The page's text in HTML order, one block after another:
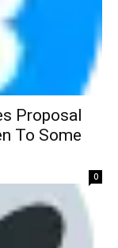
Proposal
To Some
0